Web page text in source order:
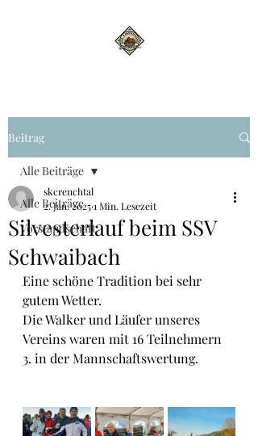
Beitrag
Alle Beiträge
Vorstandschaft
Alle Beiträge
Silvesterlauf beim SSV
Schwaibach
skcrenchtal
2. Jan. 20251 Min. Lesezeit
Eine schöne Tradition bei sehr
gutem Wetter.
Die Walker und Läufer unseres
Vereins waren mit 16 Teilnehmern
3. in der Mannschaftswertung.